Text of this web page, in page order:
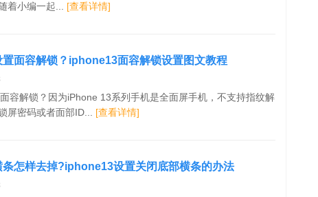
着小编一起... [查看详情]
面容解锁？iphone13面容解锁设置图文教程
容解锁？因为iPhone 13系列手机是全面屏手机，不支持指纹解
屏密码或者面部ID... [查看详情]
怎样去掉?iphone13设置关闭底部横条的办法